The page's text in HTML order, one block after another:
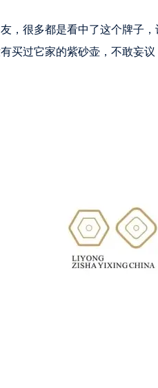
，很多都是看中了这个牌子
买过它家的紫砂壶，不敢妄